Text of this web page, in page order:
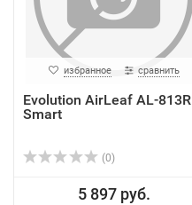
избранное сравнить
Evolution AirLeaf AL-813R
Smart
(0)
5 897 руб.